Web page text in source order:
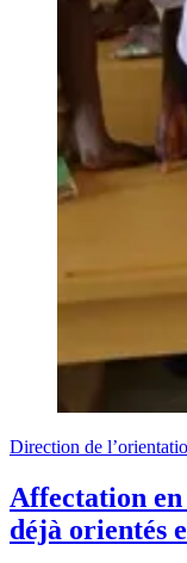
Direction de
Affectation en
déjà orientés